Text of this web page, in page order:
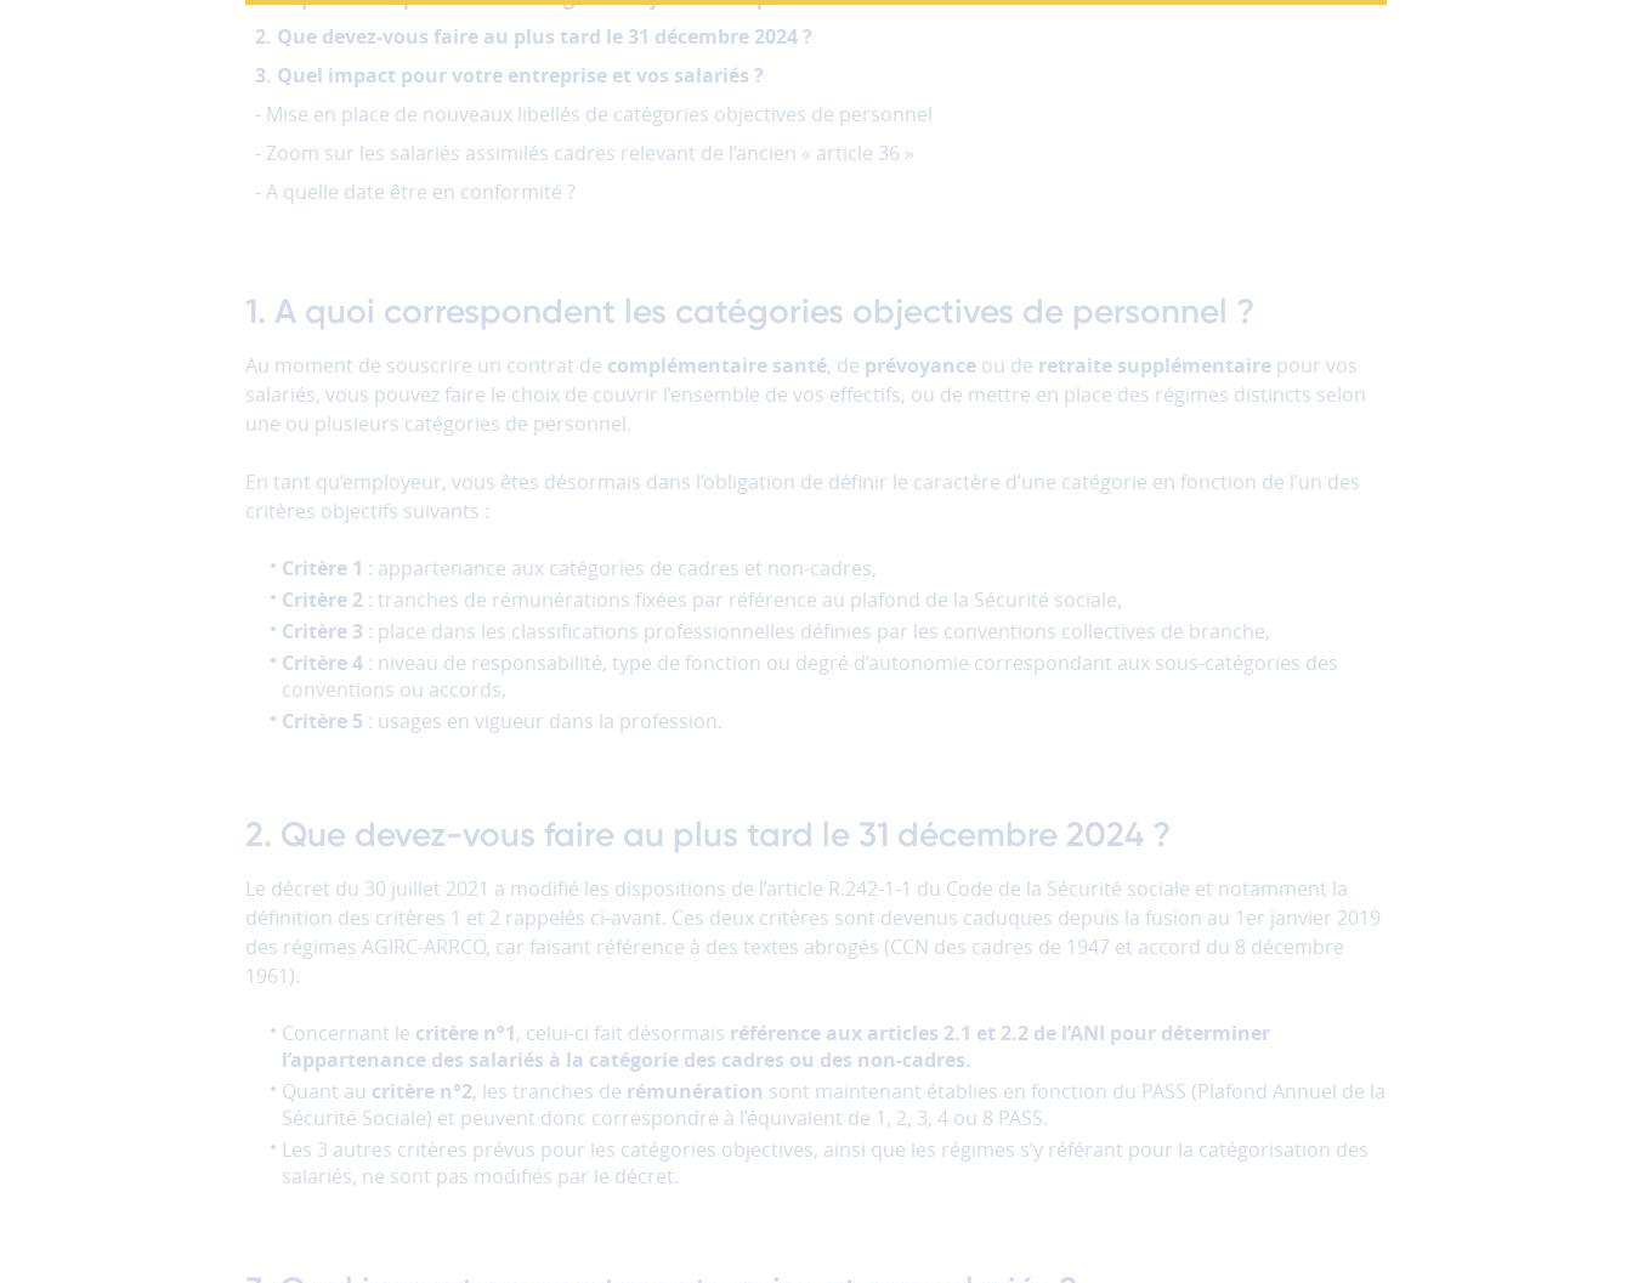
2. Que devez-vous faire au plus tard le 31 décembre 2024 ?
3. Quel impact pour votre entreprise et vos salariés ?
- Mise en place de nouveaux libellés de catégories objectives de personnel
- Zoom sur les salariés assimilés cadres relevant de l’ancien « article 36 »
- A quelle date être en conformité ?
1. A quoi correspondent les catégories objectives de personnel ?
Au moment de souscrire un contrat de complémentaire santé, de prévoyance ou de retraite supplémentaire pour vos
salariés, vous pouvez faire le choix de couvrir l’ensemble de vos effectifs, ou de mettre en place des régimes distincts selon
une ou plusieurs catégories de personnel.
En tant qu’employeur, vous êtes désormais dans l’obligation de définir le caractère d’une catégorie en fonction de l’un des
critères objectifs suivants :
Critère 1 : appartenance aux catégories de cadres et non-cadres,
Critère 2 : tranches de rémunérations fixées par référence au plafond de la Sécurité sociale,
Critère 3 : place dans les classifications professionnelles définies par les conventions collectives de branche,
Critère 4 : niveau de responsabilité, type de fonction ou degré d’autonomie correspondant aux sous-catégories des
conventions ou accords,
Critère 5 : usages en vigueur dans la profession.
2. Que devez-vous faire au plus tard le 31 décembre 2024 ?
Le décret du 30 juillet 2021 a modifié les dispositions de l’article R.242-1-1 du Code de la Sécurité sociale et notamment la
définition des critères 1 et 2 rappelés ci-avant. Ces deux critères sont devenus caduques depuis la fusion au 1er janvier 2019
des régimes AGIRC-ARRCO, car faisant référence à des textes abrogés (CCN des cadres de 1947 et accord du 8 décembre
1961).
Concernant le critère n°1, celui-ci fait désormais référence aux articles 2.1 et 2.2 de l’ANI pour déterminer
l’appartenance des salariés à la catégorie des cadres ou des non-cadres.
Quant au critère n°2, les tranches de rémunération sont maintenant établies en fonction du PASS (Plafond Annuel de la
Sécurité Sociale) et peuvent donc correspondre à l’équivalent de 1, 2, 3, 4 ou 8 PASS.
Les 3 autres critères prévus pour les catégories objectives, ainsi que les régimes s’y référant pour la catégorisation des
salariés, ne sont pas modifiés par le décret.
Je suis un particulier
cookies
fonctionnels
Ces
cookies
sont
nécessaires
bon
et
peuvent
donc
pas
désactivés.
Les
de
mesure
d'audience
Ces
cookies
permettent
d'analyser
afin
la
performance
et
de
nos
services.
Les
cookies
de